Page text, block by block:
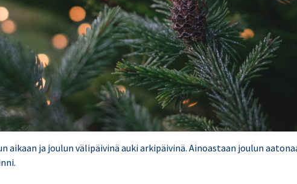
aikaan ja joulun välipäivinä auki arkipäivinä. Ainoastaan joulun